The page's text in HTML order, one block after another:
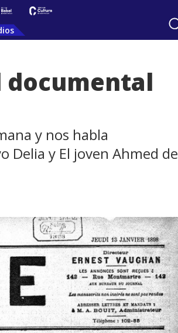
documental
y nos habla
Delia y El joven Ahmed de